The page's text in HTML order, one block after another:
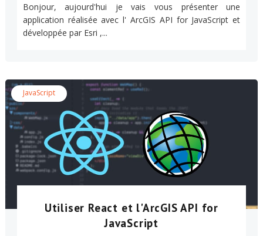
Bonjour, aujourd'hui je vais vous présenter une
application réalisée avec l' ArcGIS API for JavaScript et
développée par Esri ,...
JavaScript
Utiliser React et l'ArcGIS API for
JavaScript